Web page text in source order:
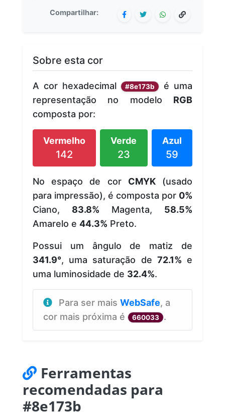
Compartilhar:
Sobre esta cor
A cor hexadecimal #8e173b
é uma
representação no modelo RGB
composta por:
Vermelho
142
Verde
23
Azul
59
No espaço de cor CMYK(usado
para impressão), é composta por 0%
Ciano, 83.8% Magenta, 58.5%
Amarelo e 44.3% Preto.
Possui um ângulo de matiz de
341.9°, uma saturação de 72.1% e
uma luminosidade de 32.4%.
Para ser mais WebSafe, a
cor mais próxima é
660033 .
Ferramentas
recomendadas para
#8e173b